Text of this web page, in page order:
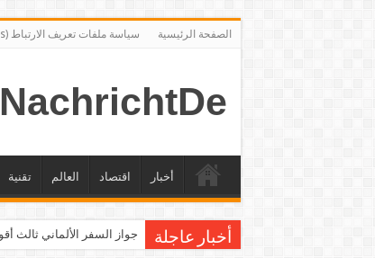
الصفحة الرئيسية سياسة ملفات تعريف الارتباط (Cookies)
NachrichtDe
أخبار اقتصاد العالم تقنية
أخبار عاجلة جواز السفر الألماني ثالث